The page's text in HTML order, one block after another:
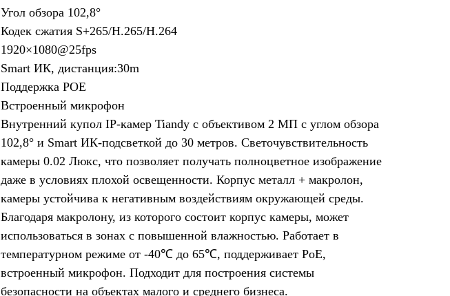
Угол обзора 102,8°
Кодек сжатия S+265/H.265/H.264
1920×1080@25fps
Smart ИК, дистанция:30m
Поддержка POE
Встроенный микрофон
Внутренний купол IP-камер Tiandy с объективом 2 МП с углом обзора
102,8° и Smart ИК-подсветкой до 30 метров. Светочувствительность
камеры 0.02 Люкс, что позволяет получать полноцветное изображение
даже в условиях плохой освещенности. Корпус металл + макролон,
камеры устойчива к негативным воздействиям окружающей среды.
Благодаря макролону, из которого состоит корпус камеры, может
использоваться в зонах с повышенной влажностью. Работает в
температурном режиме от -40℃ до 65℃, поддерживает PoE,
встроенный микрофон. Подходит для построения системы
безопасности на объектах малого и среднего бизнеса.